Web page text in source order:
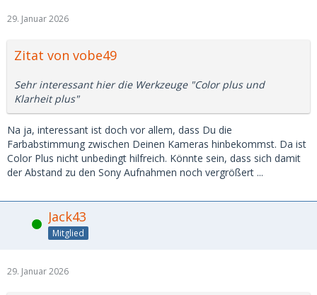
29. Januar 2026
Zitat von vobe49
Sehr interessant hier die Werkzeuge "Color plus und
Klarheit plus"
Na ja, interessant ist doch vor allem, dass Du die
Farbabstimmung zwischen Deinen Kameras hinbekommst. Da ist
Color Plus nicht unbedingt hilfreich. Könnte sein, dass sich damit
der Abstand zu den Sony Aufnahmen noch vergrößert ...
Online Jack43
Mitglied
29. Januar 2026